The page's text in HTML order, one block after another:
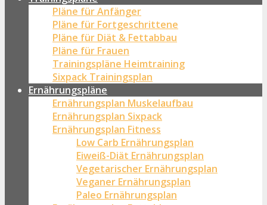
Pläne für Anfänger
Pläne für Fortgeschrittene
Pläne für Diät & Fettabbau
Pläne für Frauen
Trainingspläne Heimtraining
Sixpack Trainingsplan
Ernährungspläne
Ernährungsplan Muskelaufbau
Ernährungsplan Sixpack
Ernährungsplan Fitness
Low Carb Ernährungsplan
Eiweiß-Diät Ernährungsplan
Vegetarischer Ernährungsplan
Veganer Ernährungsplan
Paleo Ernährungsplan